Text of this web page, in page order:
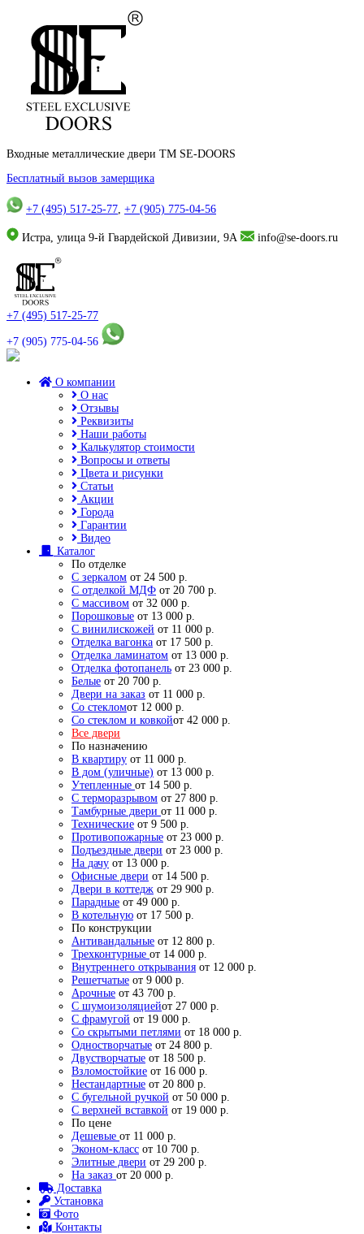
Входные металлические двери TM SE-DOORS
Бесплатный вызов замерщика
+7 (495) 517-25-77, +7 (905) 775-04-56
Истра, улица 9-й Гвардейской Дивизии, 9А info@se-doors.ru
+7 (495) 517-25-77
+7 (905) 775-04-56
О компании
О нас
Отзывы
Реквизиты
Наши работы
Калькулятор стоимости
Вопросы и ответы
Цвета и рисунки
Статьи
Акции
Города
Гарантии
Видео
Каталог
По отделке
С зеркалом от 24 500 р.
С отделкой МДФ от 20 700 р.
С массивом от 32 000 р.
Порошковые от 13 000 р.
С винилискожей от 11 000 р.
Отделка вагонка от 17 500 р.
Отделка ламинатом от 13 000 р.
Отделка фотопанель от 23 000 р.
Белые от 20 700 р.
Двери на заказ от 11 000 р.
Со стекломот 12 000 р.
Со стеклом и ковкойот 42 000 р.
Все двери
По назначению
В квартиру от 11 000 р.
В дом (уличные) от 13 000 р.
Утепленные от 14 500 р.
С терморазрывом от 27 800 р.
Тамбурные двери от 11 000 р.
Технические от 9 500 р.
Противопожарные от 23 000 р.
Подъездные двери от 23 000 р.
На дачу от 13 000 р.
Офисные двери от 14 500 р.
Двери в коттедж от 29 900 р.
Парадные от 49 000 р.
В котельную от 17 500 р.
По конструкции
Антивандальные от 12 800 р.
Трехконтурные от 14 000 р.
Внутреннего открывания от 12 000 р.
Решетчатые от 9 000 р.
Арочные от 43 700 р.
С шумоизоляциейот 27 000 р.
С фрамугой от 19 000 р.
Со скрытыми петлями от 18 000 р.
Одностворчатые от 24 800 р.
Двустворчатые от 18 500 р.
Взломостойкие от 16 000 р.
Нестандартные от 20 800 р.
С бугельной ручкой от 50 000 р.
С верхней вставкой от 19 000 р.
По цене
Дешевые от 11 000 р.
Эконом-класс от 10 700 р.
Элитные двери от 29 200 р.
На заказ от 20 000 р.
Доставка
Установка
Фото
Контакты